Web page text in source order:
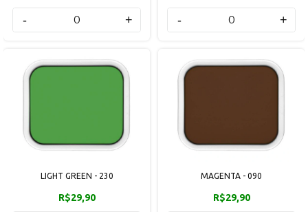
- + - +
LIGHT GREEN - 230
R$29,90
MAGENTA - 090
R$29,90